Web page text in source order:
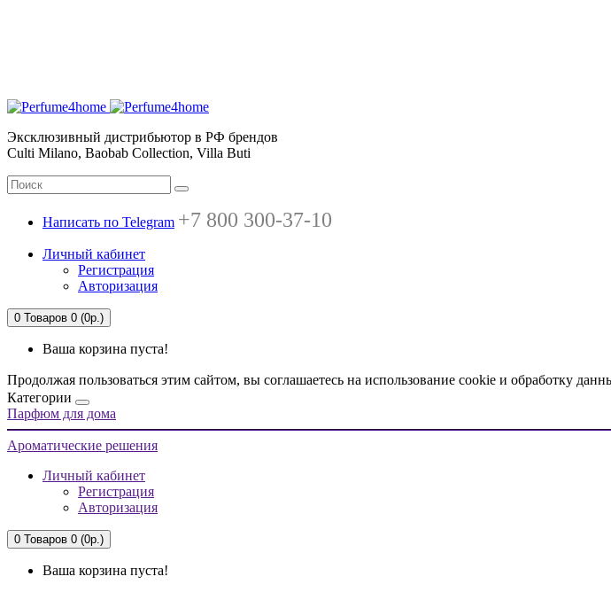
Эксклюзивный дистрибьютор в РФ брендов
Culti Milano, Baobab Collection, Villa Buti
Написать по Telegram +7 800 300-37-10
Личный кабинет
Регистрация
Авторизация
0 Товаров 0 (0р.)
Ваша корзина пуста!
Продолжая пользоваться этим сайтом, вы соглашаетесь на использование cookie и обработку
Категории
Парфюм для дома
Ароматические решения
Личный кабинет
Регистрация
Авторизация
0 Товаров 0 (0р.)
Ваша корзина пуста!